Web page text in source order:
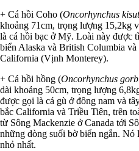
+ Cá hồi Coho (Oncorhynchus
khoảng 71cm, trọng lượng 15,2kg
là cá hồi bạc ở Mỹ. Loài này được
biển Alaska và British Columbia
California (Vịnh Monterey).
+ Cá hồi hồng (Oncorhynchus
dài khoảng 50cm, trọng lượng
được gọi là cá gù ở đông nam và
bắc California và Triều Tiên, trên
từ Sông Mackenzie ở Canada tới
những dòng suối bờ biển ngắn.
nhỏ nhất.